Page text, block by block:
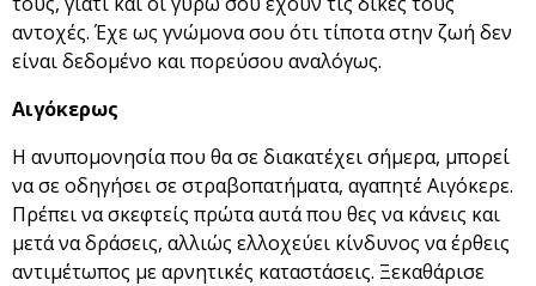
αντοχές. Έχε ως γνώμονα σου ότι τίποτα στην ζωή δεν
είναι δεδομένο και πορεύσου αναλόγως.
Αιγόκερως
Η ανυπομονησία που θα σε διακατέχει σήμερα, μπορεί
να σε οδηγήσει σε στραβοπατήματα, αγαπητέ Αιγόκερε.
Πρέπει να σκεφτείς πρώτα αυτά που θες να κάνεις και
μετά να δράσεις, αλλιώς ελλοχεύει κίνδυνος να έρθεις
αντιμέτωπος με αρνητικές καταστάσεις. Ξεκαθάρισε